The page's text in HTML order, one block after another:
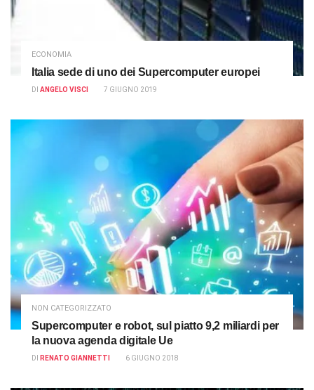
ECONOMIA
Italia sede di uno dei Supercomputer europei
DI ANGELO VISCI 7 GIUGNO 2019
NON CATEGORIZZATO
Supercomputer e robot, sul piatto 9,2 miliardi per
la nuova agenda digitale Ue
DI RENATO GIANNETTI 6 GIUGNO 2018